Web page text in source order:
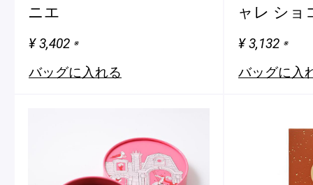
ニエ
¥ 3,402 ※
バッグに入れる
ャレ ショ
¥ 3,132 ※
バッグに入